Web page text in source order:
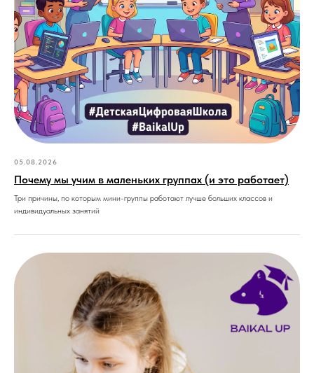
05.08.2026
Почему мы учим в маленьких группах (и это работает)
Три причины, по которым мини-группы работают лучше больших классов и
индивидуальных занятий